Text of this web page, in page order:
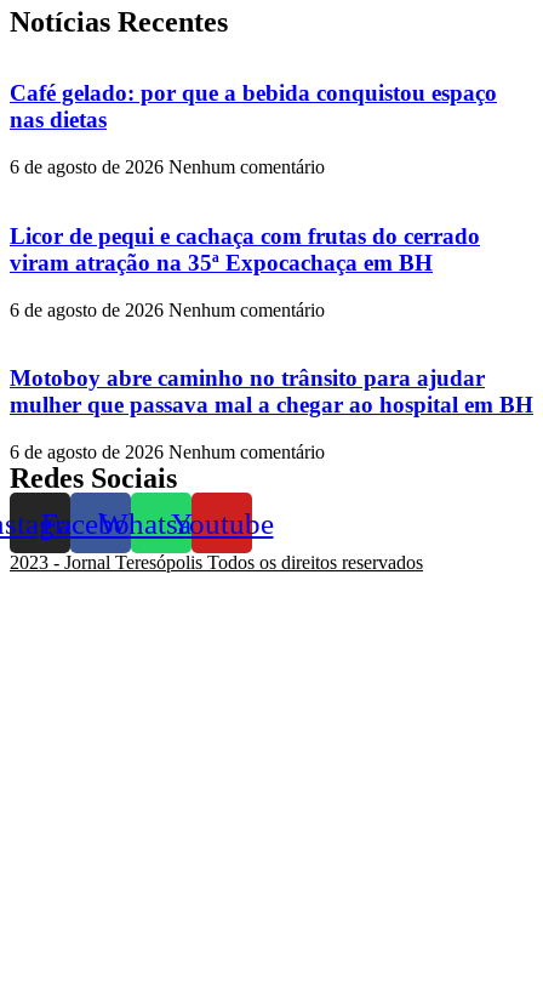
Notícias Recentes
Café gelado: por que a bebida conquistou espaço
nas dietas
6 de agosto de 2026 Nenhum comentário
Licor de pequi e cachaça com frutas do cerrado
viram atração na 35ª Expocachaça em BH
6 de agosto de 2026 Nenhum comentário
Motoboy abre caminho no trânsito para ajudar
mulher que passava mal a chegar ao hospital em BH
6 de agosto de 2026 Nenhum comentário
Redes Sociais
FacebookWhatsappYoutube
2023 - Jornal Teresópolis Todos os direitos reservados